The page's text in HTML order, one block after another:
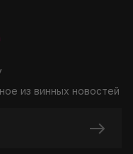
из винных новостей